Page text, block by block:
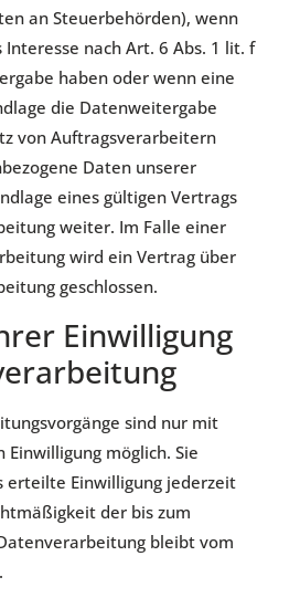
an Steuerbehörden), wenn
nach Art. 6 Abs. 1 lit. f
haben oder wenn eine
die Datenweitergabe
von Auftragsverarbeitern
Daten unserer
eines gültigen Vertrags
weiter. Im Falle einer
wird ein Vertrag über
geschlossen.
Einwilligung
sind nur mit
Einwilligung möglich. Sie
erteilte Einwilligung jederzeit
der bis zum
bleibt vom